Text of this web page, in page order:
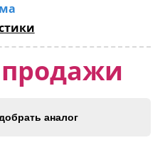
продажи
аналог